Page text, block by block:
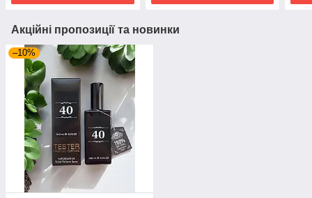
Акційні пропозиції та новинки
–10%